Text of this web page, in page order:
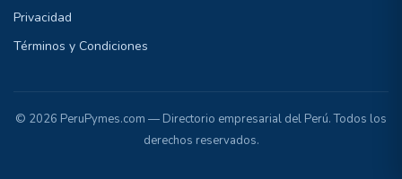
Privacidad
Términos y Condiciones
© 2026 PeruPymes.com — Directorio empresarial del Perú. Todos los
derechos reservados.